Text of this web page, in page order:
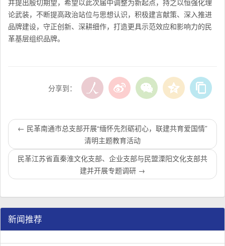
并提出殷切期望，希望以此次届中调整为新起点，持之以恒强化理
论武装，不断提高政治站位与思想认识，积极建言献策、深入推进
品牌建设，守正创新、深耕细作，打造更具示范效应和影响力的民
革基层组织品牌。
分享到：
← 民革南通市总支部开展“缅怀先烈砺初心，联建共育爱国情”
清明主题教育活动
民革江苏省直秦淮文化支部、企业支部与民盟溧阳文化支部共
建并开展专题调研 →
新闻推荐
民革江苏省企业家联谊会工作座谈会在宁召开
1/3 李惠东率队来江苏省淮安市调研：聚焦民革党员之家建设管
2/3 民革江苏省委召开“主题教育活动” 领导班子民主生活会
3/3